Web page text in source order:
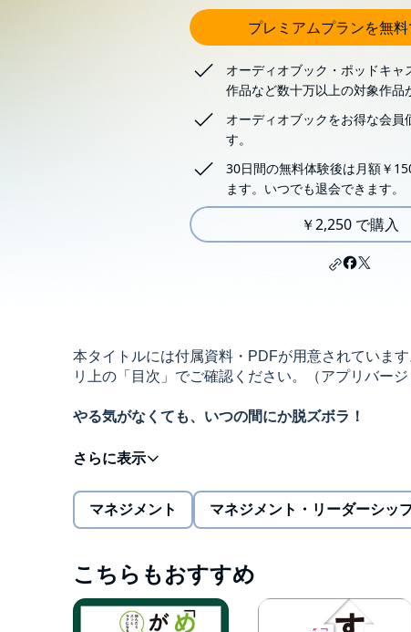
プレミアムプランを無
オーディオブック・ポッドキャ
作品など数十万以上の対象作品
オーディオブックをお得な会員
す。
30日間の無料体験後は月額￥
ます。いつでも退会できます。
￥2,250 で購入
本タイトルには付属資料・PDFが用意されていま
リ上の「目次」でご確認ください。（アプリバー
やる気がなくても、いつの間にか脱ズボラ！
ベストセラー著者が科学的根拠をもとに教える、
脳の仕組みを生かしてパフォーマンスを上げる方法
≪こんな悩みはありませんか？≫
・仕事を後回しにしてしまい、締め切り間近に焦る
マネジメント マネジメント・リーダーシッ
こちらもおすすめ